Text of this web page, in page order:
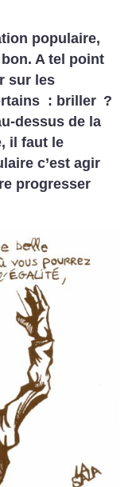
populaire,
A tel point
sur les
: briller ?
dessus de la
il faut le
c’est agir
progresser